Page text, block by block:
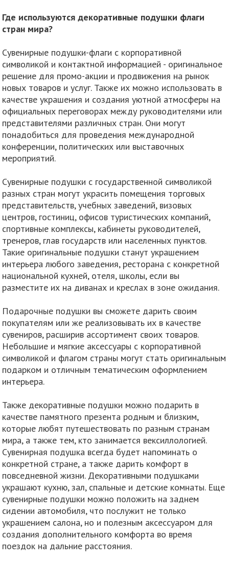
Где используются декоративные подушки флаги
стран мира?
Сувенирные подушки-флаги с корпоративной
символикой и контактной информацией - оригинальное
решение для промо-акции и продвижения на рынок
новых товаров и услуг. Также их можно использовать в
качестве украшения и создания уютной атмосферы на
официальных переговорах между руководителями или
представителями различных стран. Они могут
понадобиться для проведения международной
конференции, политических или выставочных
мероприятий.
Сувенирные подушки с государственной символикой
разных стран могут украсить помещения торговых
представительств, учебных заведений, визовых
центров, гостиниц, офисов туристических компаний,
спортивные комплексы, кабинеты руководителей,
тренеров, глав государств или населенных пунктов.
Такие оригинальные подушки станут украшением
интерьера любого заведения, ресторана с конкретной
национальной кухней, отеля, школы, если вы
разместите их на диванах и креслах в зоне ожидания.
Подарочные подушки вы сможете дарить своим
покупателям или же реализовывать их в качестве
сувениров, расширив ассортимент своих товаров.
Небольшие и мягкие аксессуары с корпоративной
символикой и флагом страны могут стать оригинальным
подарком и отличным тематическим оформлением
интерьера.
Также декоративные подушки можно подарить в
качестве памятного презента родным и близким,
которые любят путешествовать по разным странам
мира, а также тем, кто занимается вексиллологией.
Сувенирная подушка всегда будет напоминать о
конкретной стране, а также дарить комфорт в
повседневной жизни. Декоративными подушками
украшают кухню, зал, спальные и детские комнаты. Еще
сувенирные подушки можно положить на заднем
сидении автомобиля, что послужит не только
украшением салона, но и полезным аксессуаром для
создания дополнительного комфорта во время
поездок на дальние расстояния.